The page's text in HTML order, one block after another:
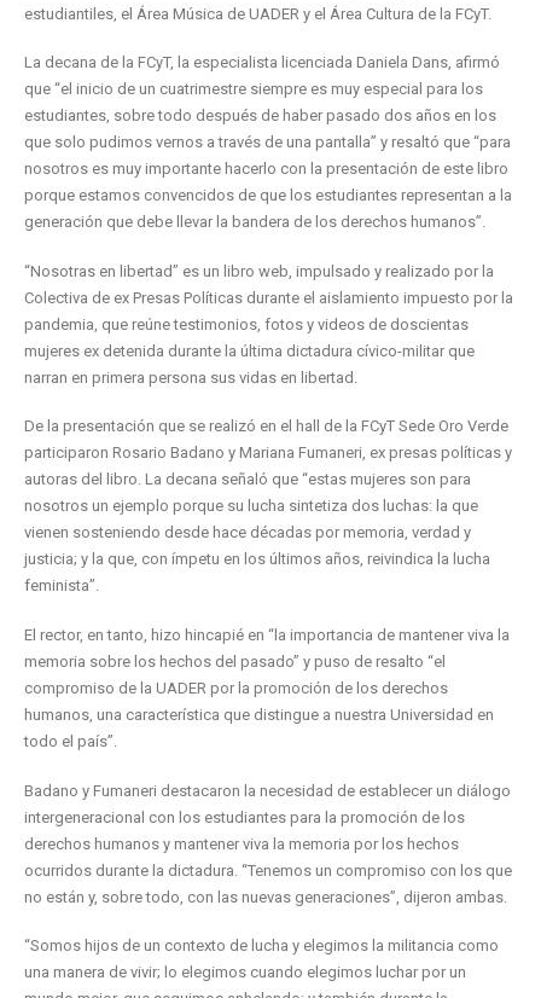
estudiantiles, el Área Música de UADER y el Área Cultura de la FCyT.
La decana de la FCyT, la especialista licenciada Daniela Dans, afirmó
que “el inicio de un cuatrimestre siempre es muy especial para los
estudiantes, sobre todo después de haber pasado dos años en los
que solo pudimos vernos a través de una pantalla” y resaltó que “para
nosotros es muy importante hacerlo con la presentación de este libro
porque estamos convencidos de que los estudiantes representan a la
generación que debe llevar la bandera de los derechos humanos”.
“Nosotras en libertad” es un libro web, impulsado y realizado por la
Colectiva de ex Presas Políticas durante el aislamiento impuesto por la
pandemia, que reúne testimonios, fotos y videos de doscientas
mujeres ex detenida durante la última dictadura cívico-militar que
narran en primera persona sus vidas en libertad.
De la presentación que se realizó en el hall de la FCyT Sede Oro Verde
participaron Rosario Badano y Mariana Fumaneri, ex presas políticas y
autoras del libro. La decana señaló que “estas mujeres son para
nosotros un ejemplo porque su lucha sintetiza dos luchas: la que
vienen sosteniendo desde hace décadas por memoria, verdad y
justicia; y la que, con ímpetu en los últimos años, reivindica la lucha
feminista”.
El rector, en tanto, hizo hincapié en “la importancia de mantener viva la
memoria sobre los hechos del pasado” y puso de resalto “el
compromiso de la UADER por la promoción de los derechos
humanos, una característica que distingue a nuestra Universidad en
todo el país”.
Badano y Fumaneri destacaron la necesidad de establecer un diálogo
intergeneracional con los estudiantes para la promoción de los
derechos humanos y mantener viva la memoria por los hechos
ocurridos durante la dictadura. “Tenemos un compromiso con los que
no están y, sobre todo, con las nuevas generaciones”, dijeron ambas.
“Somos hijos de un contexto de lucha y elegimos la militancia como
una manera de vivir; lo elegimos cuando elegimos luchar por un